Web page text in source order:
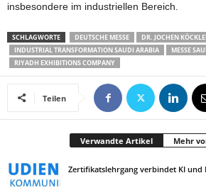
insbesondere im industriellen Bereich.
SCHLAGWORTE DEUTSCHE MESSE DR. JOCHEN
INDUSTRIAL TRANSFORMATION SAUDI ARABIA
MESSE
RIYADH EXHIBITIONS COMPANY
Teilen
Verwandte Artikel Mehr
Zertifikatslehrgang verbindet KI und